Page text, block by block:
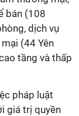
bán (108
dịch vụ
(44 Yên
tầng và thấp
pháp luật
giá trị quyền